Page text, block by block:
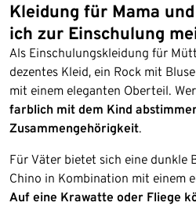
Kleidung für Mama und
ich zur Einschulung
Als Einschulungskleidung für
dezentes Kleid, ein Rock mit
mit einem eleganten Oberteil.
farblich mit dem Kind
Zusammengehörigkeit.
Für Väter bietet sich eine dunkle
Chino in Kombination mit einem
Auf eine Krawatte oder Fliege